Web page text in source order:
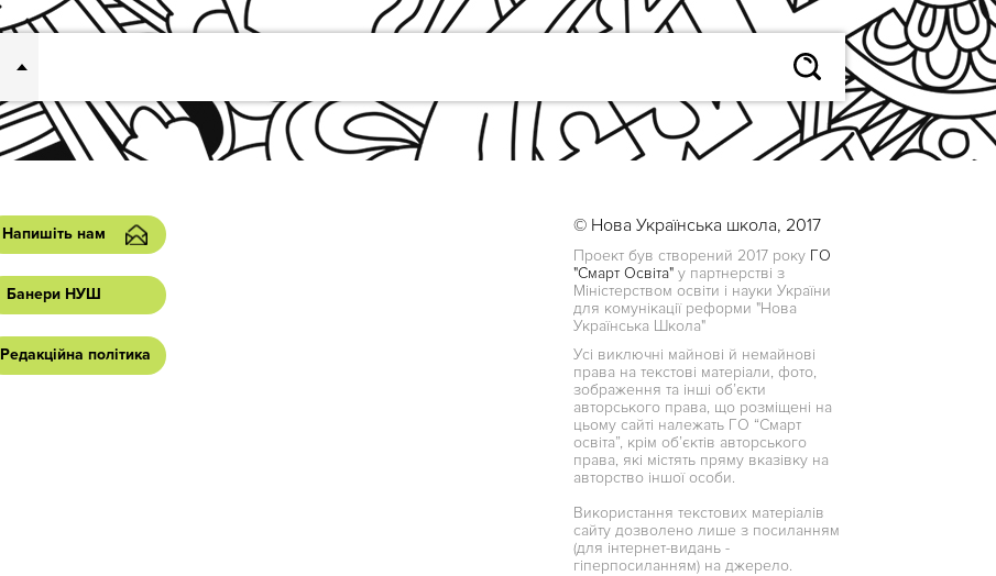
Напишіть нам
Банери НУШ
Редакційна політика
© Нова Українська школа, 2017
Проект був створений 2017 року ГО
"Смарт Освіта" у партнерстві з
Міністерством освіти і науки України
для комунікації реформи "Нова
Українська Школа"
Усі виключні майнові й немайнові
права на текстові матеріали, фото,
зображення та інші об’єкти
авторського права, що розміщені на
цьому сайті належать ГО “Смарт
освіта”, крім об’єктів авторського
права, які містять пряму вказівку на
авторство іншої особи.
Використання текстових матеріалів
сайту дозволено лише з посиланням
(для інтернет-видань -
гіперпосиланням) на джерело.